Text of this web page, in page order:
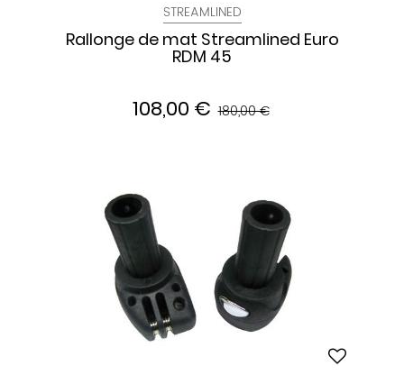
STREAMLINED
Rallonge de mat Streamlined Euro
RDM 45
108,00 € 180,00 €